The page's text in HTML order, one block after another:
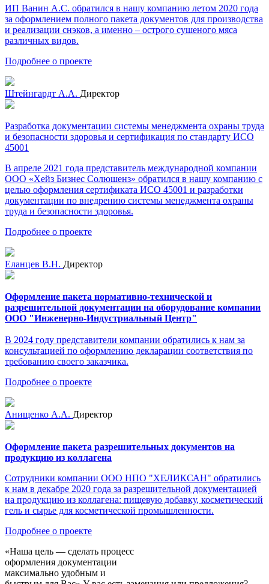
ИП Ванин А.С. обратился в нашу компанию летом 2020 года
за оформлением полного пакета документов для производства
и реализации снэков, а именно – острого сушеного мяса
различных видов.
Подробнее о проекте
Штейнгардт А.А. Директор
Разработка документации системы менеджмента охраны труда
и безопасности здоровья и сертификация по стандарту ИСО
45001
В апреле 2021 года представитель международной компании
ООО «Хейз Бизнес Солюшенз» обратился в нашу компанию с
целью оформления сертификата ИСО 45001 и разработки
документации по внедрению системы менеджмента охраны
труда и безопасности здоровья.
Подробнее о проекте
Еланцев В.Н. Директор
Оформление пакета нормативно-технической и
разрешительной документации на оборудование компании
ООО "Инженерно-Индустриальный Центр"
В 2024 году представители компании обратились к нам за
консультацией по оформлению декларации соответствия по
требованию своего заказчика.
Подробнее о проекте
Анищенко А.А. Директор
Оформление пакета разрешительных документов на
продукцию из коллагена
Сотрудники компании ООО НПО "ХЕЛИКСАН" обратились
к нам в декабре 2020 года за разрешительной документацией
на продукцию из коллагена: пищевую добавку, косметический
гель и сырье для косметической промышленности.
Подробнее о проекте
«Наша цель — сделать процесс
оформления документации
максимально удобным и